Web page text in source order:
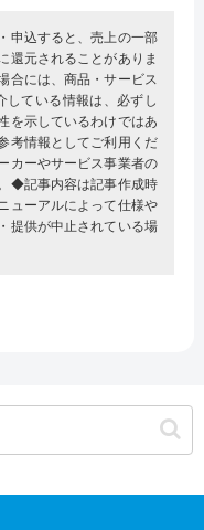
申込すると、売上の一部
還元されることがありま
合には、商品・サービス
ている情報は、必ずし
を示しているわけではあ
考情報としてご利用くだ
カーやサービス事業者の
◆記事内容は記事作成時
ューアルによって仕様や
提供が中止されている場